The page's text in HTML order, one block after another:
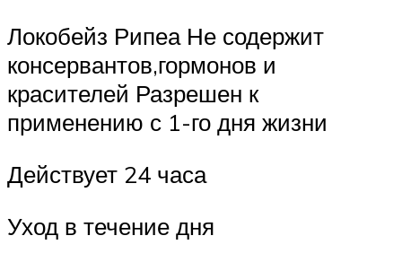
Локобейз Рипеа Не содержит
консервантов,гормонов и
красителей Разрешен к
применению с 1-го дня жизни
Действует 24 часа
Уход в течение дня